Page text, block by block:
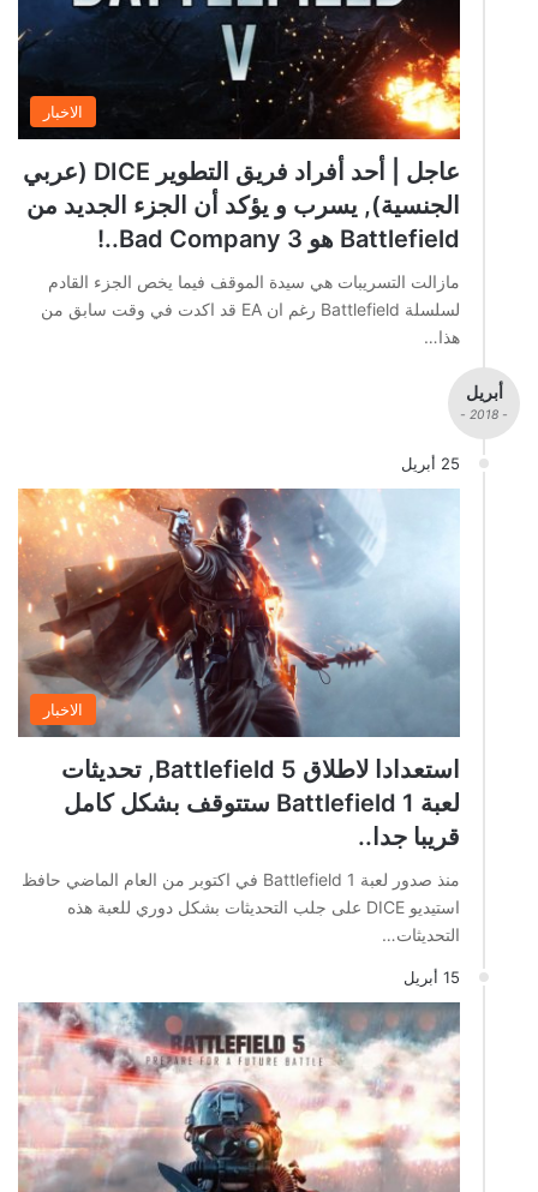
الاخبار
عاجل | أحد أفراد فريق التطوير DICE (عربي
الجنسية), يسرب و يؤكد أن الجزء الجديد من
Battlefield هو Bad Company 3..!
مازالت التسريبات هي سيدة الموقف فيما يخص الجزء القادم
لسلسلة Battlefield رغم ان EA قد اكدت في وقت سابق من
هذا…
أبريل
- 2018 -
25 أبريل
الاخبار
استعدادا لاطلاق Battlefield 5, تحديثات
لعبة Battlefield 1 ستتوقف بشكل كامل
قريبا جدا..
منذ صدور لعبة Battlefield 1 في اكتوبر من العام الماضي حافظ
استيديو DICE على جلب التحديثات بشكل دوري للعبة هذه
التحديثات…
15 أبريل